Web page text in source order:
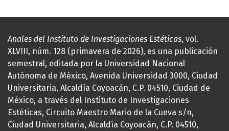
Anales del Instituto de Investigaciones Estéticas, vol.
XLVIII, núm. 128 (primavera de 2026), es una publicación
semestral, editada por la Universidad Nacional
Autónoma de México, Avenida Universidad 3000, Ciudad
Universitaria, Alcaldía Coyoacán, C.P. 04510, Ciudad de
México, a través del Instituto de Investigaciones
Estéticas, Circuito Maestro Mario de la Cueva s/n,
Ciudad Universitaria, Alcaldía Coyoacán, C.P. 04510,